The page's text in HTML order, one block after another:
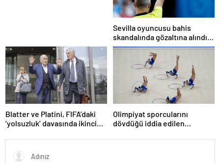
Sevilla oyuncusu bahis
skandalında gözaltına alındı:
Son dakikalarda sarı kart
Blatter ve Platini, FIFA’daki
‘yolsuzluk’ davasında ikinci
Olimpiyat sporcularını
dövdüğü iddia edilen
men